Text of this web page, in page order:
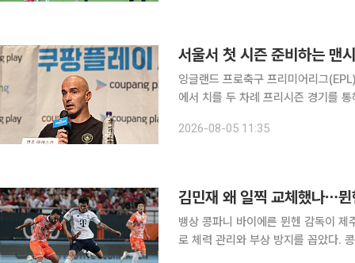
서울서 첫 시즌 준비하는 맨
잉글랜드 프로축구 프리미어리그
에서 치를 두 차례 프리시즌 경기를
2026-08-05 11:35
김민재 왜 일찍 교체했나⋯
뱅상 콩파니 바이에른 뮌헨 감독이
로 체력 관리와 부상 방지를 꼽았다. 콩파니 감독은 4일 제주월드컵경기장에서 열린 제주와의 ‘아우